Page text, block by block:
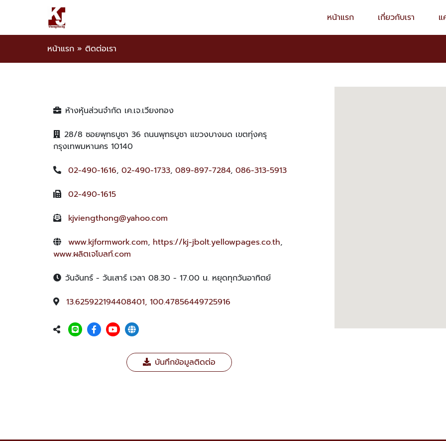
หน้าแรก เกี่ยวกับเรา แ
หน้าแรก » ติดต่อเรา
ห้างหุ้นส่วนจำกัด เค.เจ.เวียงทอง
28/8 ซอยพุทธบูชา 36 ถนนพุทธบูชา แขวงบางมด เขตทุ่งครุ
กรุงเทพมหานคร 10140
02-490-1616, 02-490-1733, 089-897-7284, 086-313-5913
02-490-1615
kjviengthong@yahoo.com
www.kjformwork.com, https://kj-jbolt.yellowpages.co.th,
www.ผลิตเจโบลท์.com
วันจันทร์ - วันเสาร์ เวลา 08.30 - 17.00 น. หยุดทุกวันอาทิตย์
13.625922194408401, 100.47856449725916
บันทึกข้อมูลติดต่อ